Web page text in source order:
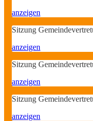
anzeigen
Sitzung
anzeigen
Sitzung
anzeigen
Sitzung
anzeigen